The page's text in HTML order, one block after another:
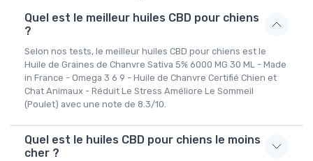
Quel est le meilleur huiles CBD pour chiens
?
Selon nos tests, le meilleur huiles CBD pour chiens est le
Huile de Graines de Chanvre Sativa 5% 6000 MG 30 ML - Made
in France - Omega 3 6 9 - Huile de Chanvre Certifié Chien et
Chat Animaux - Réduit Le Stress Améliore Le Sommeil
(Poulet) avec une note de 8.3/10.
Quel est le huiles CBD pour chiens le moins
cher ?